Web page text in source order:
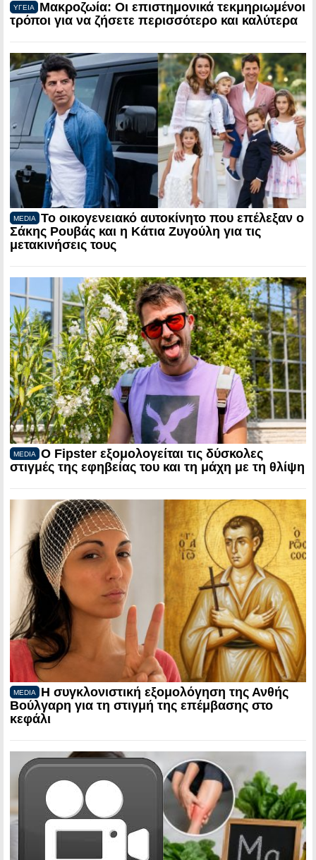
ΥΓΕΙΑ
Μακροζωία: Οι επιστημονικά τεκμηριωμένοι
τρόποι για να ζήσετε περισσότερο και καλύτερα
MEDIA
Το οικογενειακό αυτοκίνητο που επέλεξαν ο
Σάκης Ρουβάς και η Κάτια Ζυγούλη για τις
μετακινήσεις τους
MEDIA
Ο Fipster εξομολογείται τις δύσκολες
στιγμές της εφηβείας του και τη μάχη με τη θλίψη
MEDIA
Η συγκλονιστική εξομολόγηση της Ανθής
Βούλγαρη για τη στιγμή της επέμβασης στο
κεφάλι